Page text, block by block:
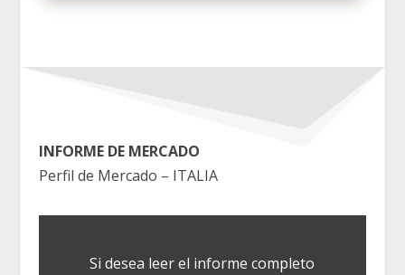
INFORME DE MERCADO
Perfil de Mercado – ITALIA
Si desea leer el informe completo